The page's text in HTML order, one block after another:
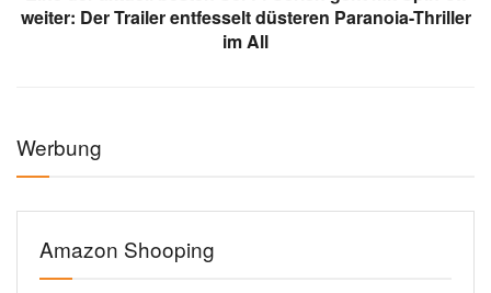
weiter: Der Trailer entfesselt düsteren Paranoia-Thriller
im All
Werbung
Amazon Shooping